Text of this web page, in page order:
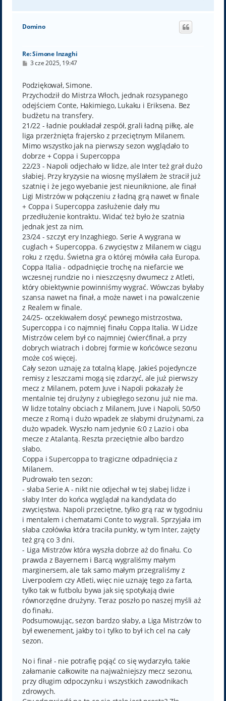
g
Domino
Re: Simone Inzaghi
P
t
3 cze 2025, 19:47
Podziękował, Simone.
Przychodził do Mistrza Włoch, jednak rozsypanego
odejściem Conte, Hakimiego, Lukaku i Eriksena. Bez
budżetu na transfery.
21/22 - ładnie poukładał zespół, grali ładną piłkę, ale
liga przerżnięta frajersko z przeciętnym Milanem.
Mimo wszystko jak na pierwszy sezon wyglądało to
dobrze + Coppa i Supercoppa
22/23 - Napoli odjechało w lidze, ale Inter też grał dużo
słabiej. Przy kryzysie na wiosnę myślałem że stracił już
szatnię i że jego wyebanie jest nieuniknione, ale finał
Ligi Mistrzów w połączeniu z ładną grą nawet w finale
+ Coppa i Supercoppa zasłużenie dały mu
przedłużenie kontraktu. Widać też było że szatnia
jednak jest za nim.
23/24 - szczyt ery Inzaghiego. Serie A wygrana w
cuglach + Supercoppa. 6 zwycięstw z Milanem w ciągu
roku z rzędu. Świetna gra o której mówiła cała Europa.
Coppa Italia - odpadnięcie trochę na niefarcie we
wczesnej rundzie no i nieszczęsny dwumecz z Atleti,
który obiektywnie powinniśmy wygrać. Wówczas byłaby
szansa nawet na finał, a może nawet i na powalczenie
z Realem w finale.
24/25- oczekiwałem dosyć pewnego mistrzostwa,
Supercoppa i co najmniej finału Coppa Italia. W Lidze
Mistrzów celem był co najmniej ćwierćfinał, a przy
dobrych wiatrach i dobrej formie w końcówce sezonu
może coś więcej.
Cały sezon uznaję za totalną klapę. Jakieś pojedyncze
remisy z leszczami mogą się zdarzyć, ale już pierwszy
mecz z Milanem, potem Juve i Napoli pokazały że
mentalnie tej drużyny z ubiegłego sezonu już nie ma.
W lidze totalny obciach z Milanem, Juve i Napoli, 50/50
mecze z Romą i dużo wpadek ze słabymi drużynami, za
dużo wpadek. Wyszło nam jedynie 6:0 z Lazio i oba
mecze z Atalantą. Reszta przeciętnie albo bardzo
słabo.
Coppa i Supercoppa to tragiczne odpadnięcia z
Milanem.
Pudrowało ten sezon:
- słaba Serie A - nikt nie odjechał w tej słabej lidze i
słaby Inter do końca wyglądał na kandydata do
zwycięstwa. Napoli przeciętne, tylko grą raz w tygodniu
i mentalem i chematami Conte to wygrali. Sprzyjała im
słaba czołówka która traciła punkty, w tym Inter, zajęty
też grą co 3 dni.
- Liga Mistrzów która wyszła dobrze aż do finału. Co
prawda z Bayernem i Barcą wygraliśmy małym
marginersem, ale tak samo małym przegraliśmy z
Liverpoolem czy Atleti, więc nie uznaję tego za farta,
tylko tak w futbolu bywa jak się spotykają dwie
równorzędne drużyny. Teraz poszło po naszej myśli aż
do finału.
Podsumowując, sezon bardzo słaby, a Liga Mistrzów to
był ewenement, jakby to i tylko to był ich cel na cały
sezon.
No i finał - nie potrafię pojąć co się wydarzyło, takie
załamanie całkowite na najważniejszy mecz sezonu,
przy długim odpoczynku i wszystkich zawodnikach
zdrowych.